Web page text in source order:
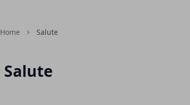
Home Salute
Salute